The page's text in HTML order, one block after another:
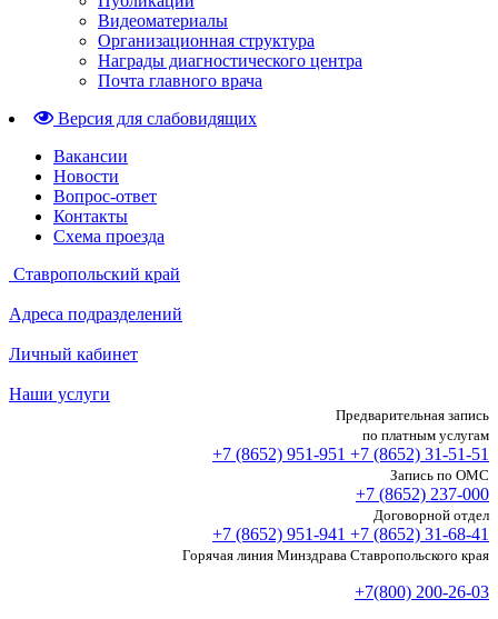
Видеоматериалы
Организационная структура
Награды диагностического центра
Почта главного врача
Версия для слабовидящих
Вакансии
Новости
Вопрос-ответ
Контакты
Схема проезда
Ставропольский край
Адреса подразделений
Личный кабинет
Наши услуги
Предварительная запись
по платным услугам
+7 (8652) 951-951 +7 (8652) 31-51-51
Запись по ОМС
+7 (8652) 237-000
Договорной отдел
+7 (8652) 951-941 +7 (8652) 31-68-41
Горячая линия Минздрава Ставропольского края
+7(800) 200-26-03